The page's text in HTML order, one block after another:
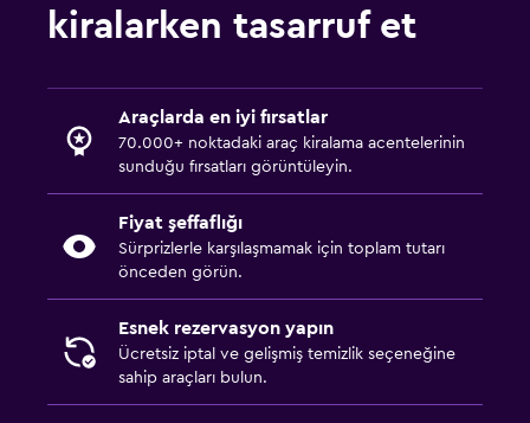
kiralarken tasarruf et
Araçlarda en iyi fırsatlar
70.000+ noktadaki araç kiralama acentelerinin
sunduğu fırsatları görüntüleyin.
Fiyat şeffaflığı
Sürprizlerle karşılaşmamak için toplam tutarı
önceden görün.
Esnek rezervasyon yapın
Ücretsiz iptal ve gelişmiş temizlik seçeneğine
sahip araçları bulun.